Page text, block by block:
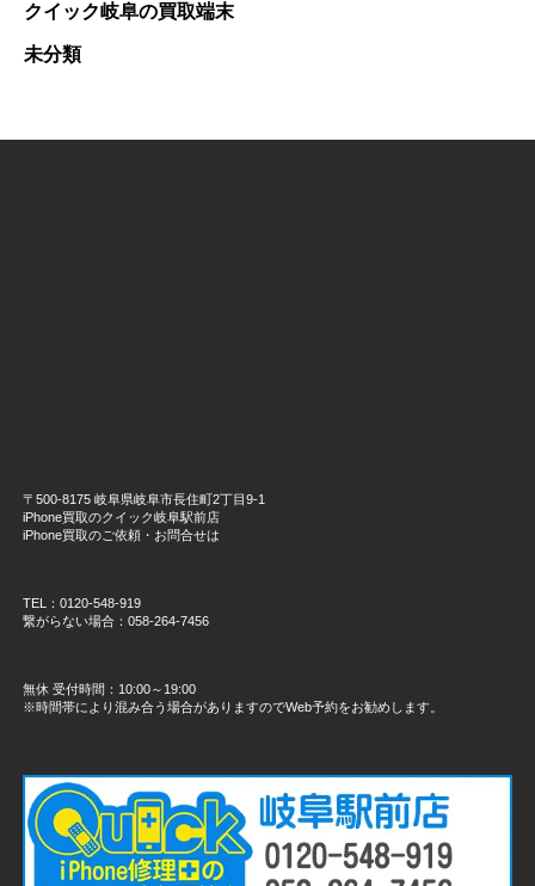
クイック岐阜の買取端末
未分類
〒500-8175 岐阜県岐阜市長住町2丁目9-1
iPhone買取のクイック岐阜駅前店
iPhone買取のご依頼・お問合せは
TEL：0120-548-919
繋がらない場合：058-264-7456
無休 受付時間：10:00～19:00
※時間帯により混み合う場合がありますのでWeb予約をお勧めします。